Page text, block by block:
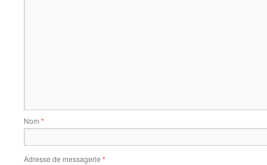
Nom *
Adresse de messagerie *